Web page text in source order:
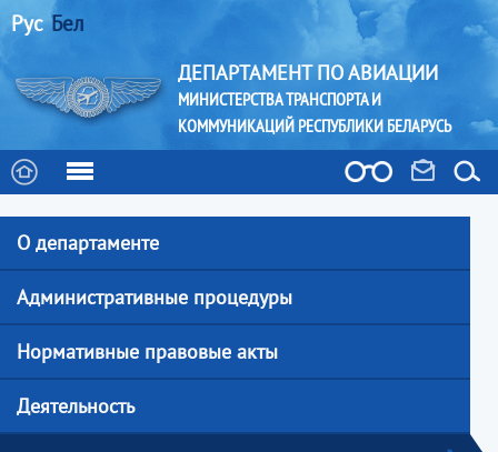
Рус Бел
ДЕПАРТАМЕНТ ПО АВИАЦИИ
МИНИСТЕРСТВА ТРАНСПОРТА И
КОММУНИКАЦИЙ РЕСПУБЛИКИ БЕЛАРУСЬ
О департаменте
Административные процедуры
Нормативные правовые акты
Деятельность